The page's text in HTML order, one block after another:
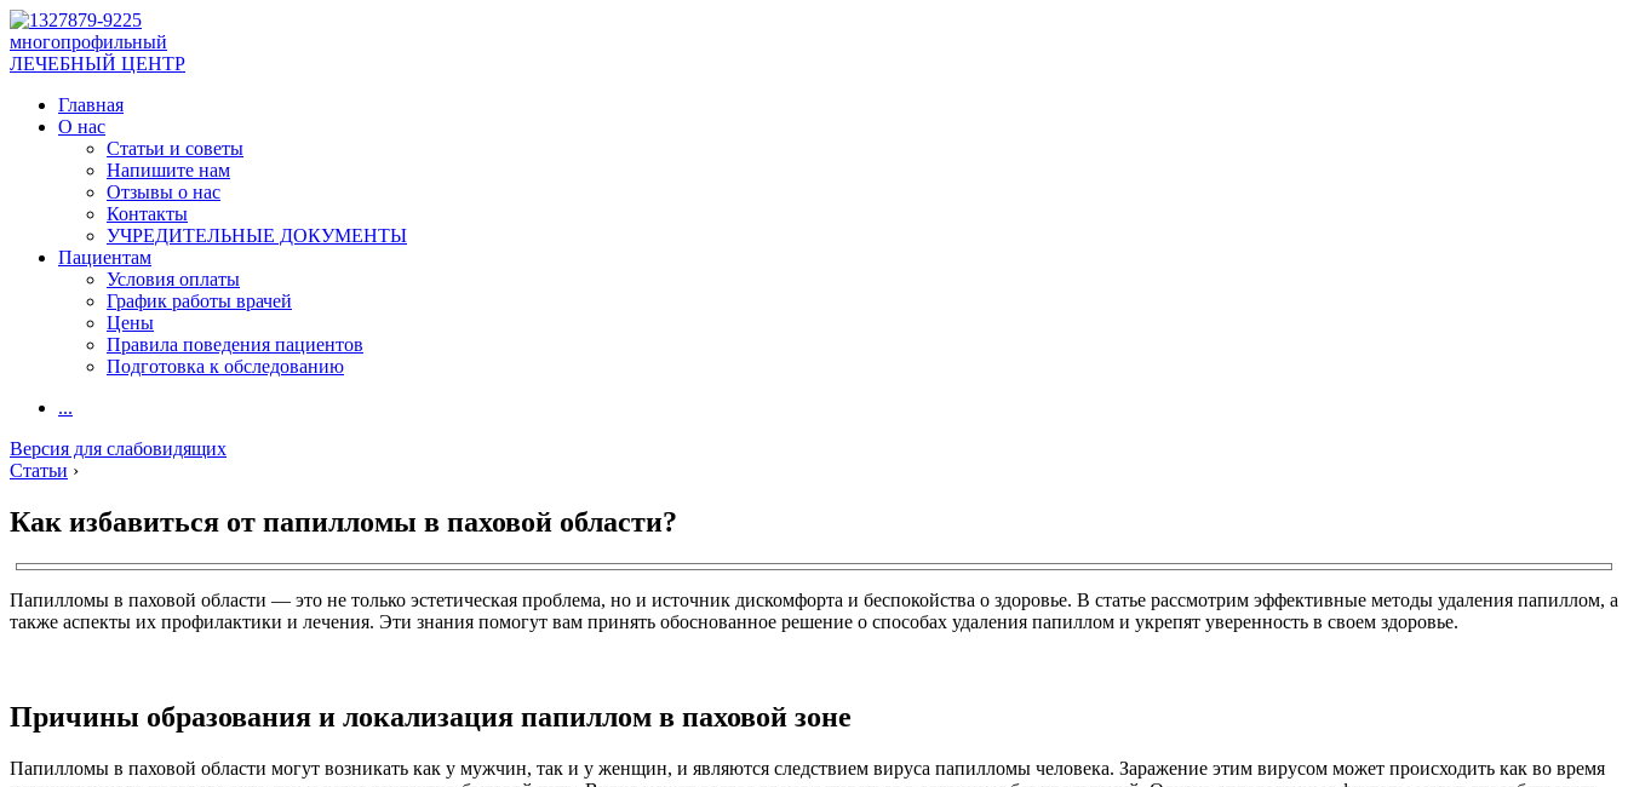
многопрофильный
ЛЕЧЕБНЫЙ ЦЕНТР
Главная
О нас
Статьи и советы
Напишите нам
Отзывы о нас
Контакты
УЧРЕДИТЕЛЬНЫЕ ДОКУМЕНТЫ
Пациентам
Условия оплаты
График работы врачей
Цены
Правила поведения пациентов
Подготовка к обследованию
...
Версия для слабовидящих
Статьи ›
Как избавиться от папилломы в паховой области?
Папилломы в паховой области — это не только эстетическая проблема, но и источник дискомфорта и беспокойства о здоровье. В статье рассмотрим эффективные методы удаления папиллом, а
также аспекты их профилактики и лечения. Эти знания помогут вам принять обоснованное решение о способах удаления папиллом и укрепят уверенность в своем здоровье.
Причины образования и локализация папиллом в паховой зоне
Папилломы в паховой области могут возникать как у мужчин, так и у женщин, и являются следствием вируса папилломы человека. Заражение этим вирусом может происходить как во время